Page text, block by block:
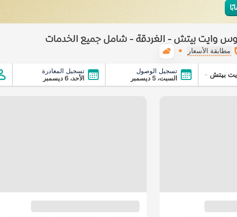
وايت بيتش - الغردقة - شامل جميع الخدمات
مطابقة الأسعار
بيتش - الغردقة - شامل جميع الخدمات
تسجيل الوصول
السبت، 5 ديسمبر
تسجيل المغادرة
الأحد، 6 ديسمبر